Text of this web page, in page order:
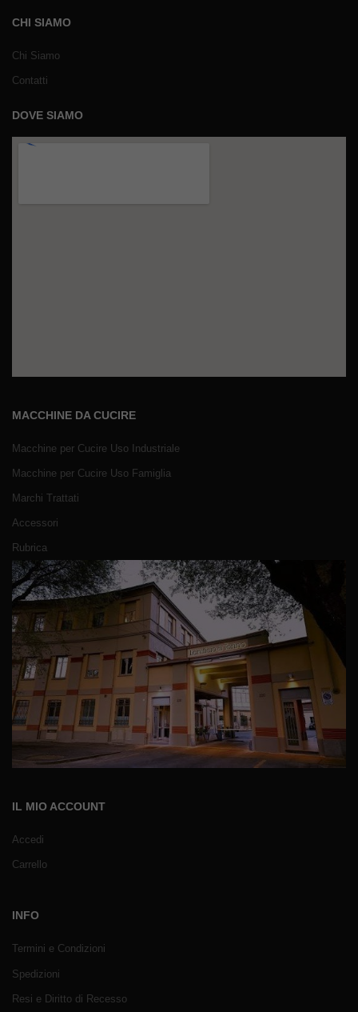
CHI SIAMO
Chi Siamo
Contatti
DOVE SIAMO
MACCHINE DA CUCIRE
Macchine per Cucire Uso Industriale
Macchine per Cucire Uso Famiglia
Marchi Trattati
Accessori
Rubrica
IL MIO ACCOUNT
Accedi
Carrello
INFO
Termini e Condizioni
Spedizioni
Resi e Diritto di Recesso